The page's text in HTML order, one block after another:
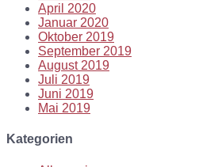
April 2020
Januar 2020
Oktober 2019
September 2019
August 2019
Juli 2019
Juni 2019
Mai 2019
Kategorien